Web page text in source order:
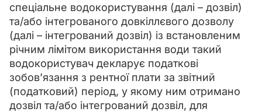
спеціальне водокористування (далі – дозвіл)
та/або інтегрованого довкіллєвого дозволу
(далі – інтегрований дозвіл) із встановленим
річним лімітом використання води такий
водокористувач декларує податкові
зобов’язання з рентної плати за звітний
(податковий) період, у якому ним отримано
дозвіл та/або інтегрований дозвіл, для